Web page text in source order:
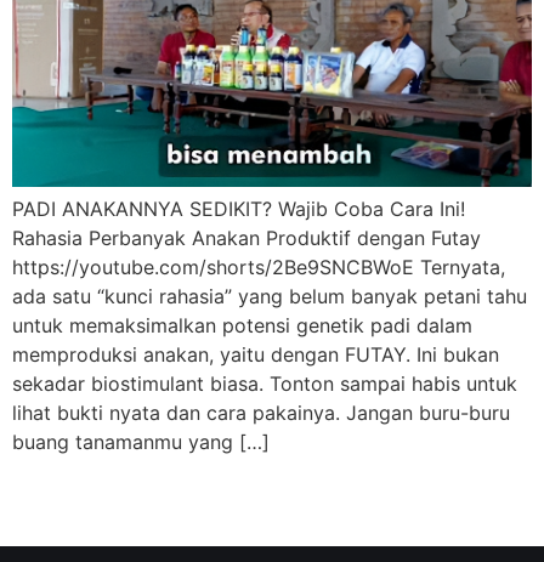
PADI ANAKANNYA SEDIKIT? Wajib Coba Cara Ini!
Rahasia Perbanyak Anakan Produktif dengan Futay
https://youtube.com/shorts/2Be9SNCBWoE Ternyata,
ada satu “kunci rahasia” yang belum banyak petani tahu
untuk memaksimalkan potensi genetik padi dalam
memproduksi anakan, yaitu dengan FUTAY. Ini bukan
sekadar biostimulant biasa. Tonton sampai habis untuk
lihat bukti nyata dan cara pakainya. Jangan buru-buru
buang tanamanmu yang […]